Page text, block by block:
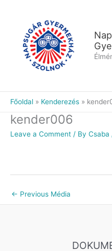
Főoldal Kenderezés
kender006
Leave a Comment / By Csaba
← Previous Média